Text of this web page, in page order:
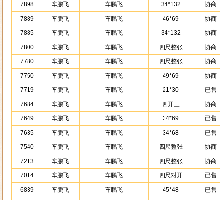
7898 车鹏飞 车鹏飞 34*132 协商
7889 车鹏飞 车鹏飞 46*69 协商
7885 车鹏飞 车鹏飞 34*132 协商
7800 车鹏飞 车鹏飞 四尺整张 协商
7780 车鹏飞 车鹏飞 四尺整张 协商
7750 车鹏飞 车鹏飞 49*69 协商
7719 车鹏飞 车鹏飞 21*30 已售
7684 车鹏飞 车鹏飞 四开三 协商
7649 车鹏飞 车鹏飞 34*69 已售
7635 车鹏飞 车鹏飞 34*68 已售
7540 车鹏飞 车鹏飞 四尺整张 协商
7213 车鹏飞 车鹏飞 四尺整张 协商
7014 车鹏飞 车鹏飞 四尺对开 已售
6839 车鹏飞 车鹏飞 45*48 已售